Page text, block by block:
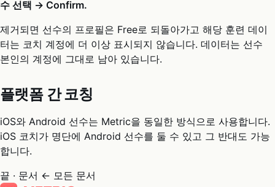
수 선택 → Confirm.
제거되면 선수의 프로필은 Free로 되돌아가고 해당 훈련 데이
터는 코치 계정에 더 이상 표시되지 않습니다. 데이터는 선수
본인의 계정에 그대로 남아 있습니다.
플랫폼 간 코칭
iOS와 Android 선수는 Metric을 동일한 방식으로 사용합니다.
iOS 코치가 명단에 Android 선수를 둘 수 있고 그 반대도 가능
합니다.
끝 · 문서 ← 모든 문서